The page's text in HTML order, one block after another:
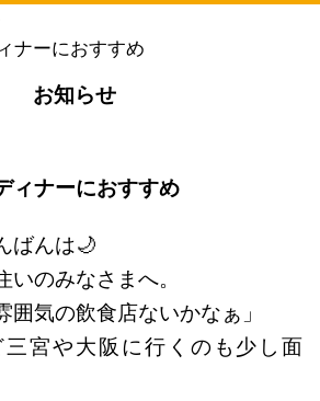
ナーにおすすめ
お知らせ
ィナーにおすすめ
ばんは🌙
いのみなさまへ。
囲気の飲食店ないかなぁ」
三宮や大阪に行くのも少し面